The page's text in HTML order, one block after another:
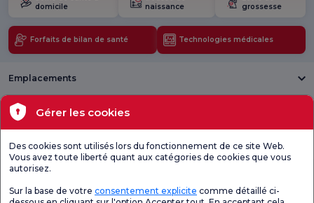
domicile
naissance
grossesse
Forfaits de bilan de santé Technologies médicales
Emplacements
Santé actuelle
Unités médicales
générale de
satisfaction
questionnaire de
satisfaction.
satisfaction sur
les promotions
Gérer les cookies
Des cookies sont utilisés lors du fonctionnement de ce site Web.
Vous avez toute liberté quant aux catégories de cookies que vous
autorisez.
Sur la base de votre consentement explicite comme détaillé ci-